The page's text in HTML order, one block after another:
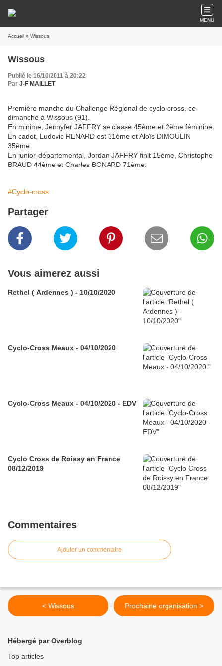
MENU
Accueil » Wissous
Wissous
Publié le 16/10/2011 à 20:22
Par J-F MAILLET
Première manche du Challenge Régional de cyclo-cross, ce
dimanche à Wissous (91).
En minime, Jennyfer JAFFRY se classe 45ème et 2ème féminine.
En cadet, Ludovic RENARD est 31ème et Aloïs DIMOULIN
35ème.
En junior-départemental, Jordan JAFFRY finit 15ème, Christophe
BRAUD 44ème et Charles BONARD 71ème.
#Cyclo-cross
Partager
Vous aimerez aussi
Rethel ( Ardennes ) - 10/10/2020
Cyclo-Cross Meaux - 04/10/2020
Cyclo-Cross Meaux - 04/10/2020 - EDV
Cyclo Cross de Roissy en France
08/12/2019
Commentaires
Ajouter un commentaire
< Wissous Prochaine organisation >
Hébergé par Overblog
Top articles